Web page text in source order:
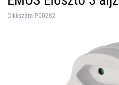
Cikkszám P00282